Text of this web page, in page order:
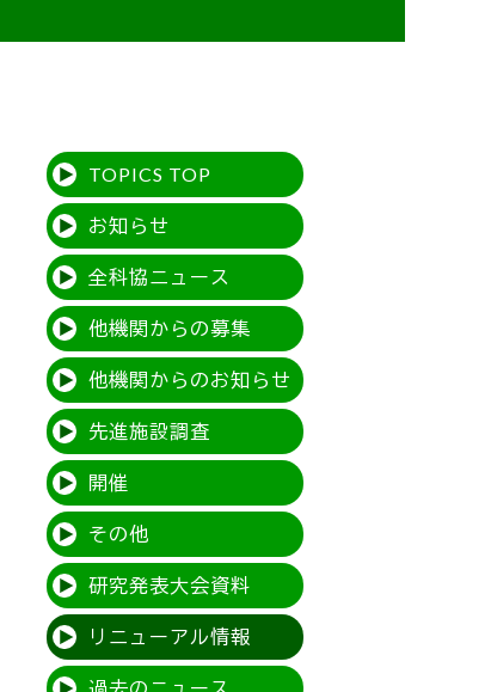
TOPICS TOP
お知らせ
全科協ニュース
他機関からの募集
他機関からのお知らせ
先進施設調査
開催
その他
研究発表大会資料
リニューアル情報
過去のニュース